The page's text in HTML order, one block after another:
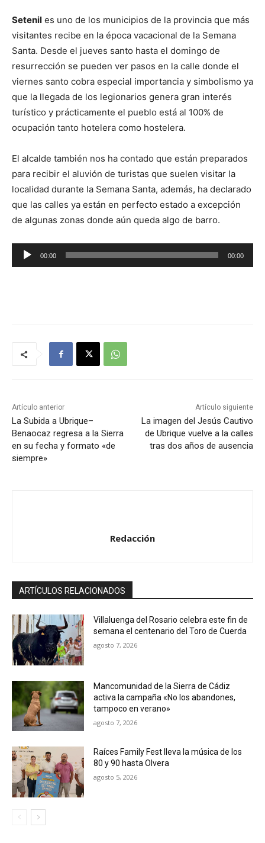
Setenil es uno de los municipios de la provincia que más
visitantes recibe en la época vacacional de la Semana
Santa. Desde el jueves santo hasta el domingo de
resurrección se pueden ver pasos en la calle donde el
viernes santo cobra especial importancia y simbolismo ya
que la llegada de los legionarios genera gran interés
turístico y prácticamente el pueblo está al 100% de
ocupación tanto hotelera como hostelera.
El alcalde también nos ha contado que están preparados
para recibir el aluvión de turistas que suelen visitar la
localidad durante la Semana Santa, además, ha declarado
que las calles ya están en perfecto estado a excepción
de algunas zonas donde aún queda algo de barro.
e
r
d
e
a
00:00 00:00
Artículo anterior
La Subida a Ubrique–
Benaocaz regresa a la Sierra
en su fecha y formato «de
siempre»
Artículo siguiente
La imagen del Jesús Cautivo
de Ubrique vuelve a la calles
tras dos años de ausencia
Redacción
ARTÍCULOS RELACIONADOS
Villaluenga del Rosario celebra este fin de
semana el centenario del Toro de Cuerda
agosto 7, 2026
Mancomunidad de la Sierra de Cádiz
activa la campaña «No los abandones,
tampoco en verano»
agosto 7, 2026
Raíces Family Fest lleva la música de los
80 y 90 hasta Olvera
agosto 5, 2026